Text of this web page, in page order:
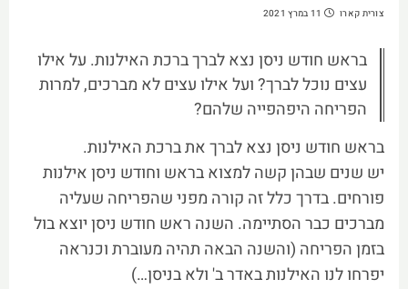
צורית קארו 11 במרץ 2021
בראש חודש ניסן נצא לברך ברכת האילנות. על אילו
עצים נוכל לברך? ועל אילו עצים לא מברכים, למרות
הפריחה היפהפייה שלהם?
בראש חודש ניסן נצא לברך את ברכת האילנות.
יש שנים שבהן קשה למצוא בראש וחודש ניסן אילנות
פורחים. בדרך כלל זה קורה מפני שהפריחה שעליה
מברכים כבר הסתיימה. השנה ראש חודש ניסן יוצא בול
בזמן הפריחה (והשנה הבאה תהיה מעוברת וכנראה
יפרחו לנו האילנות באדר ב' ולא בניסן…)